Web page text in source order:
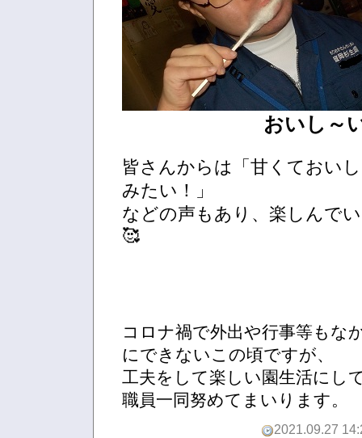
おいし～い
皆さんからは「甘くておい
みたい！」
などの声もあり、楽しんで
🥰
コロナ禍で外出や行事等もな
にできないこの頃ですが、
工夫をして楽しい園生活にし
職員一同努めてまいります。
2021.09.27